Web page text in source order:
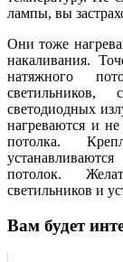
лампы, вы
Они тоже
накаливания.
натяжного
светодиодных
нагреваются и
потолка.
потолок.
светильников и
Вам будет